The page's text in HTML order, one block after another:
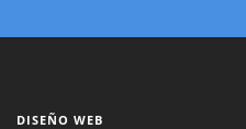
DISEÑO WEB